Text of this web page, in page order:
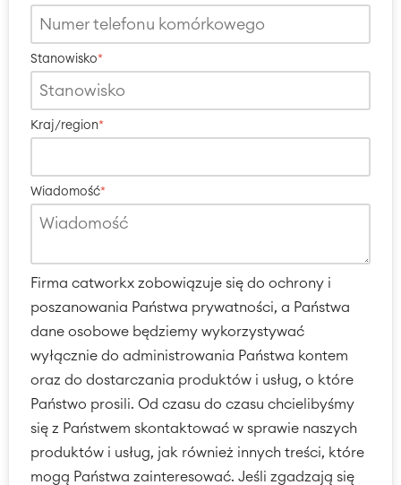
Stanowisko*
Kraj/region*
Wiadomość*
Firma catworkx zobowiązuje się do ochrony i
poszanowania Państwa prywatności, a Państwa
dane osobowe będziemy wykorzystywać
wyłącznie do administrowania Państwa kontem
oraz do dostarczania produktów i usług, o które
Państwo prosili. Od czasu do czasu chcielibyśmy
się z Państwem skontaktować w sprawie naszych
produktów i usług, jak również innych treści, które
mogą Państwa zainteresować. Jeśli zgadzają się